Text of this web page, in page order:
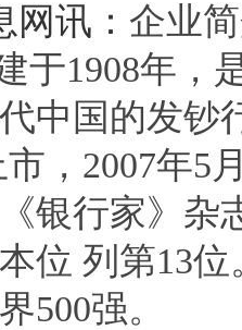
讯： 企业
于1908年，
中国的发钞
，2007年5
银行家》
位 列第13
500强。